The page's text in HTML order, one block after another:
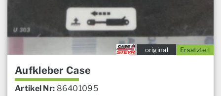
Ersatzteil
original
Aufkleber Case
Artikel Nr: 86401095